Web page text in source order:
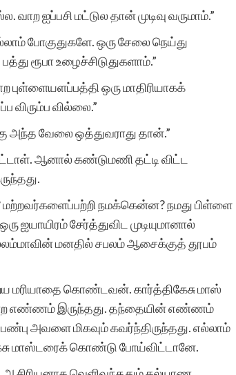
ஐப்பசி மட்டுல தான் முடிவு வருமாம்.”
போகுதுகளே. ஒரு சேலை நெய்து
ரூபா உழைச்சிடுதுகளாம்.”
ஒரு மாதிரியாகக்
வில்லை.”
அந்த வேலை ஒத்துவராது தான்.”
ஆனால் கண்டுமணி தட்டி விட்ட
மற்றவர்களைப்பற்றி நமக்கென்ன? நமது பிள்ளை
ஐயாயிரம் சேர்த்துவிட முடியுமானால்
மனதில் சபலம் ஆசைக்குத் தூபம்
மரியாதை கொண்டவன். கார்த்திகேசு மாஸ்
எண்ணம் இருந்தது. தந்தையின் எண்ணம்
அவளை மிகவும் கவர்ந்திருந்தது. எல்லாம்
மாஸ்டரைக் கொண்டு போய்விட்டானே.